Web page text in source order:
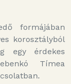
formájában
korosztályból
egy érdekes
Tímea